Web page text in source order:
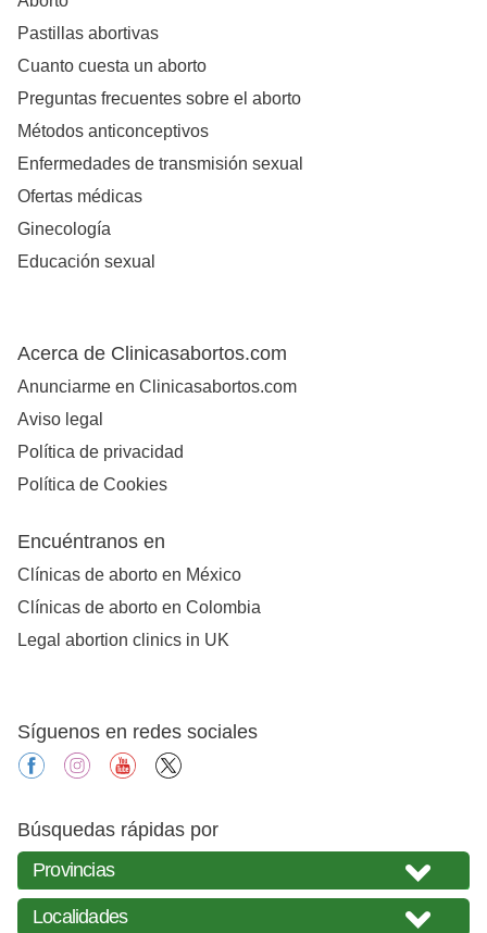
Pastillas abortivas
Cuanto cuesta un aborto
Preguntas frecuentes sobre el aborto
Métodos anticonceptivos
Enfermedades de transmisión sexual
Ofertas médicas
Ginecología
Educación sexual
Acerca de Clinicasabortos.com
Anunciarme en Clinicasabortos.com
Aviso legal
Política de privacidad
Política de Cookies
Encuéntranos en
Clínicas de aborto en México
Clínicas de aborto en Colombia
Legal abortion clinics in UK
Síguenos en redes sociales
facebookinstagramyoutube
Búsquedas rápidas por